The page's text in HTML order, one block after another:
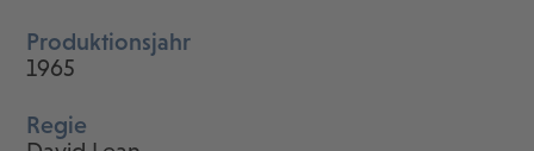
Produktionsjahr
1965
Regie